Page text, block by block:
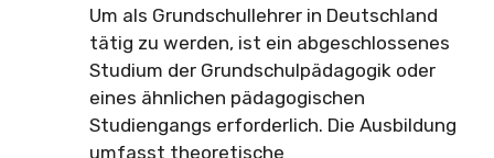
Um als Grundschullehrer in Deutschland
tätig zu werden, ist ein abgeschlossenes
Studium der Grundschulpädagogik oder
eines ähnlichen pädagogischen
Studiengangs erforderlich. Die Ausbildung
umfasst theoretische